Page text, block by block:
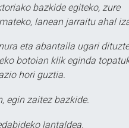
bazkide egiteko, zure
lanean jarraitu ahal
eta abantaila ugari dituzte
botoian klik eginda
hori guztia.
egin zaitez bazkide.
lantaldea.